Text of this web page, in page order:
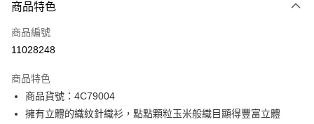
信用卡一次付款
信用卡分期付款
合作金庫商業銀行
華南商業銀行
上海商業儲蓄銀行
台北富邦商業銀行
LINE Pay
Apple Pay
商品特色
商品編號
11028248
商品特色
商品貨號：4C79004
擁有立體的織紋針織衫，點點顆粒玉米般織目顯得豐富立體